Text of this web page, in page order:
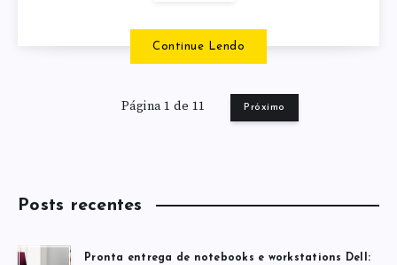
Continue Lendo
Página 1 de 11 Próximo
Posts recentes
Pronta entrega de notebooks e workstations Dell: